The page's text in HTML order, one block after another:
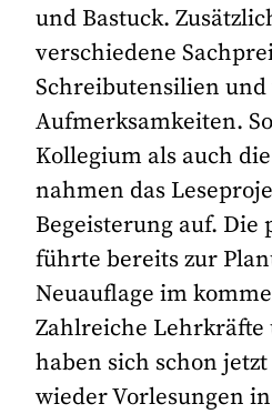
und Bastuck.
verschiedene
Schreibutensilien
Aufmerksamkeiten.
Kollegium als auch
nahmen das
Begeisterung auf. Die
führte bereits zur
Neuauflage im
Zahlreiche Lehrkräfte
haben sich schon
wieder Vorlesungen